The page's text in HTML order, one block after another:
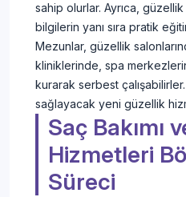
sahip olurlar. Ayrıca,
bilgilerin yanı sıra pratik
Mezunlar, güzellik
kliniklerinde, spa
kurarak serbest
sağlayacak yeni güzellik
Saç Bakımı
Hizmetleri
Süreci